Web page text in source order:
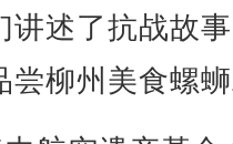
讲述了抗战故
尝柳州美食螺